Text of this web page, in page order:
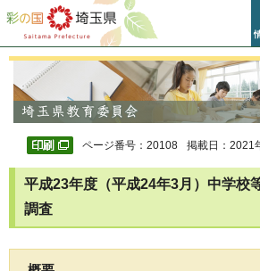
彩の国 埼玉県
ページ番号：20108 掲載日：2021
平成23年度（平成24年3月）中学校
調査